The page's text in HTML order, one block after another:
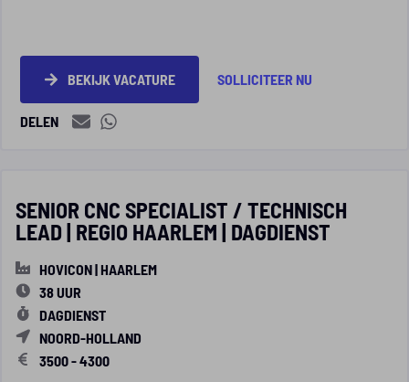
BEKIJK VACATURE SOLLICITEER NU
DELEN
SENIOR CNC SPECIALIST / TECHNISCH
LEAD | REGIO HAARLEM | DAGDIENST
HOVICON | HAARLEM
38 UUR
DAGDIENST
NOORD-HOLLAND
3500 - 4300